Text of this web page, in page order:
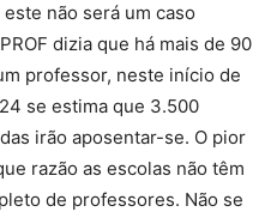
não será um caso
dizia que há mais de 90
professor, neste início de
se estima que 3.500
irão aposentar-se. O pior
razão as escolas não têm
de professores. Não se